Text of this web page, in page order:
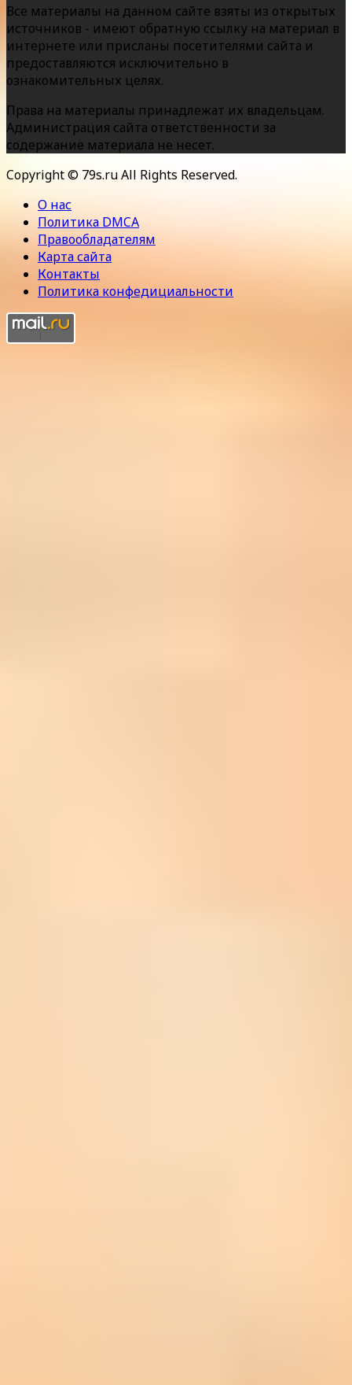
Все материалы на данном сайте взяты из открытых
источников - имеют обратную ссылку на материал в
интернете или присланы посетителями сайта и
предоставляются исключительно в
ознакомительных целях.
Права на материалы принадлежат их владельцам.
Администрация сайта ответственности за
содержание материала не несет.
Copyright © 79s.ru All Rights Reserved.
О нас
Политика DMCA
Правообладателям
Карта сайта
Контакты
Политика конфедициальности